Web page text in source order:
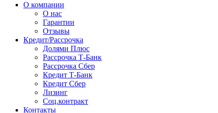
О компании
О нас
Гарантии
Отзывы
Кредит/Рассрочка
Долями Плюс
Рассрочка Т-Банк
Рассрочка Сбер
Кредит Т-Банк
Кредит Сбер
Лизинг
Соц.контракт
Контакты